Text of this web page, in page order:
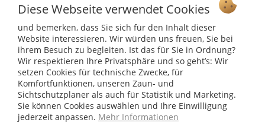
Grundpreis: 8,80 €/ m
zwei Qualitäten
Ab 75 € versandkostenfrei *
Service Hotline
Diese Webseite verwendet Cookies
und bemerken, dass Sie sich für den Inhalt dieser
Website interessieren. Wir würden uns freuen, Sie bei
ihrem Besuch zu begleiten. Ist das für Sie in Ordnung?
Wir respektieren Ihre Privatsphäre und so geht’s: Wir
setzen Cookies für technische Zwecke, für
Komfortfunktionen, unseren Zaun- und
Sichtschutzplaner als auch für Statistik und Marketing.
Sie können Cookies auswählen und Ihre Einwilligung
jederzeit anpassen. Mehr Informationen